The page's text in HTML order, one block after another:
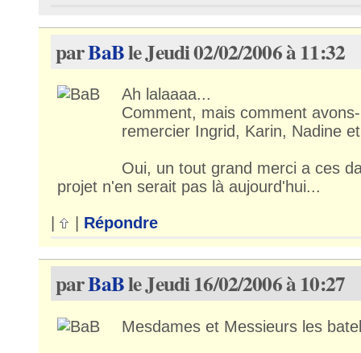
parBaBle Jeudi 02/02/2006 à 11:32
Ah lalaaaa...
Comment, mais comment
remercier Ingrid, Karin, Nadine
Oui, un tout grand merci a ces
projet n'en serait pas là aujourd'hui...
Répondre
parBaBle Jeudi 16/02/2006 à 10:27
Mesdames et Messieurs les